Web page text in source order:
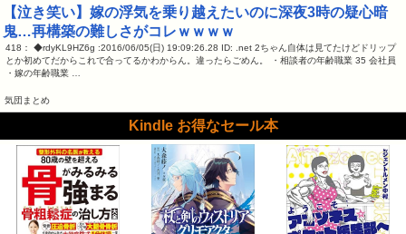
【泣き笑い】嫁の浮気を乗り越えたいのに深夜3時の疑心暗
鬼…再構築の難しさがコレｗｗｗｗ
418： ◆rdyKL9HZ6g :2016/06/05(日) 19:09:26.28 ID: .net 2ちゃん自体は見てたけどドリップ
とか初めてだからこれで合ってるかわからん。違ったらごめん。 ・相談者の年齢職業 35 会社員
・嫁の年齢職業 …
気団まとめ
Kindle お得なセール本